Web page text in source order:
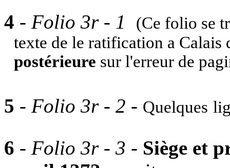
4 - Folio 3r - 1
(Ce folio se
texte de le ratification a
postérieure sur l'erreur de
5 - Folio 3r - 2 - Quelques
6 - Folio 3r - 3 - Siège et